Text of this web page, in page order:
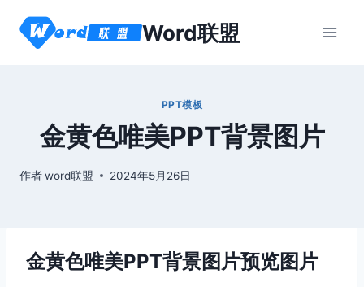
Word联盟
PPT模板
金黄色唯美PPT背景图片
作者word联盟 2024年5月26日
金黄色唯美PPT背景图片预览图片